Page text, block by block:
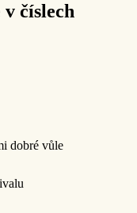
číslech
dobré vůle